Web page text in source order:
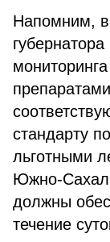
Напомним, в
стандарту
льготными
Южно-
должны
течение